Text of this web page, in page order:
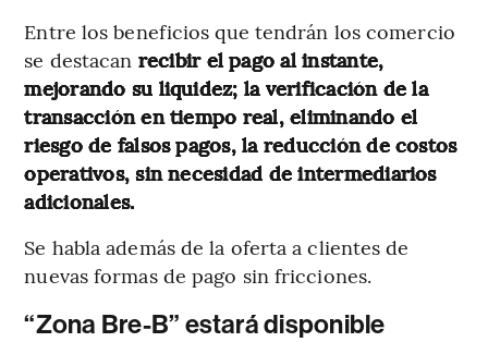
Entre los beneficios que tendrán los comercio
se destacan recibir el pago al instante,
mejorando su liquidez; la verificación de la
transacción en tiempo real, eliminando el
riesgo de falsos pagos, la reducción de costos
operativos, sin necesidad de intermediarios
adicionales.
Se habla además de la oferta a clientes de
nuevas formas de pago sin fricciones.
“Zona Bre-B” estará disponible